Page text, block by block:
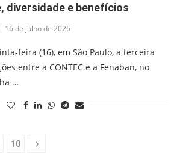
diversidade e benefícios
16 de julho de 2026
feira (16), em São Paulo, a terceira
entre a CONTEC e a Fenaban, no
…
10